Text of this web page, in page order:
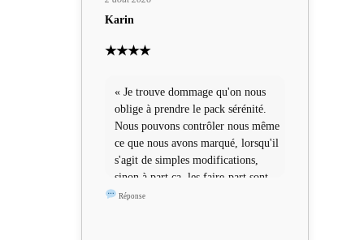
Karin
★★★★
« Je trouve dommage qu'on nous
oblige à prendre le pack sérénité.
Nous pouvons contrôler nous même
ce que nous avons marqué, lorsqu'il
s'agit de simples modifications,
sinon à part ça, les faire-part sont
sympas »
Réponse